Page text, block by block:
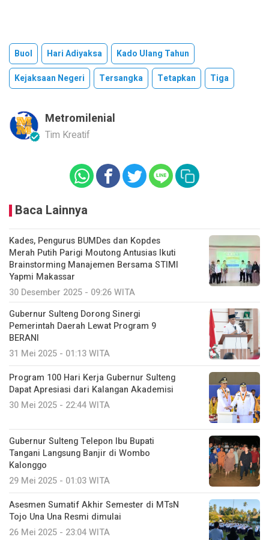
Buol Hari Adiyaksa
Kado Ulang Tahun
Kejaksaan Negeri
Tersangka Tetapkan Tiga
Metromilenial
Tim Kreatif
Baca Lainnya
Kades, Pengurus BUMDes dan Kopdes
Merah Putih Parigi Moutong Antusias Ikuti
Brainstorming Manajemen Bersama STIMI
Yapmi Makassar
30 Desember 2025 - 09:26 WITA
Gubernur Sulteng Dorong Sinergi
Pemerintah Daerah Lewat Program 9
BERANI
31 Mei 2025 - 01:13 WITA
Program 100 Hari Kerja Gubernur Sulteng
Dapat Apresiasi dari Kalangan Akademisi
30 Mei 2025 - 22:44 WITA
Gubernur Sulteng Telepon Ibu Bupati
Tangani Langsung Banjir di Wombo
Kalonggo
29 Mei 2025 - 01:03 WITA
Asesmen Sumatif Akhir Semester di MTsN
Tojo Una Una Resmi dimulai
26 Mei 2025 - 23:04 WITA